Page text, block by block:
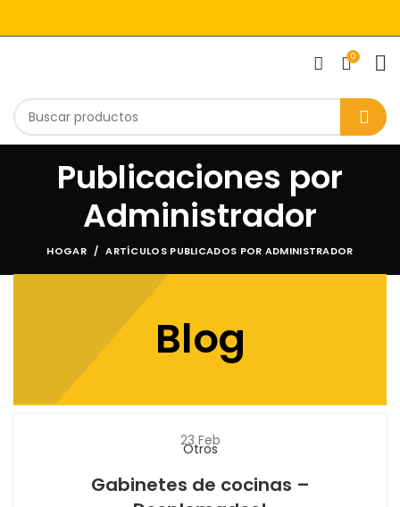
0
Publicaciones por
Administrador
HOGAR ARTÍCULOS PUBLICADOS POR ADMINISTRADOR
Blog
23Feb
Otros
Gabinetes de cocinas –